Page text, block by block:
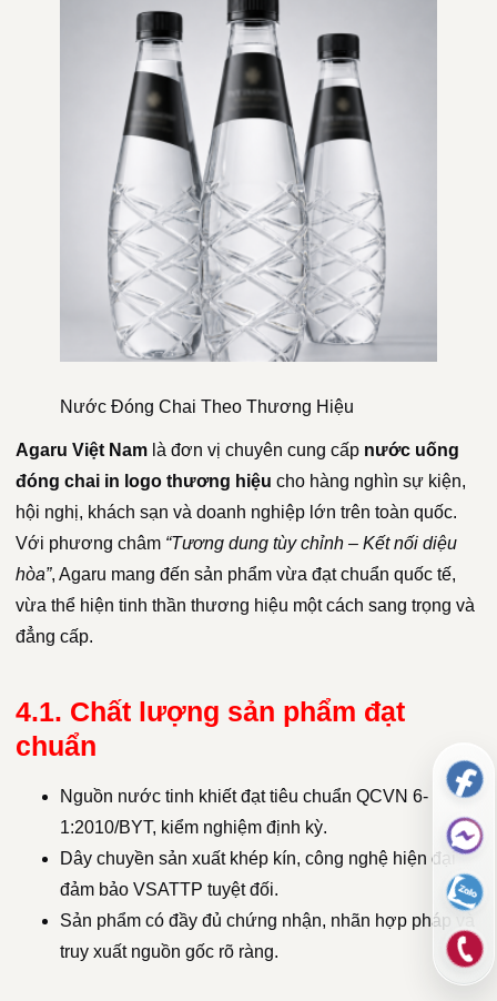
Nước Đóng Chai Theo Thương Hiệu
Agaru Việt Nam là đơn vị chuyên cung cấp nước uống
đóng chai in logo thương hiệu cho hàng nghìn sự kiện,
hội nghị, khách sạn và doanh nghiệp lớn trên toàn quốc.
Với phương châm “Tương dung tùy chỉnh – Kết nối diệu
hòa”, Agaru mang đến sản phẩm vừa đạt chuẩn quốc tế,
vừa thể hiện tinh thần thương hiệu một cách sang trọng và
đẳng cấp.
4.1. Chất lượng sản phẩm đạt
chuẩn
Nguồn nước tinh khiết đạt tiêu chuẩn QCVN 6-
1:2010/BYT, kiểm nghiệm định kỳ.
Dây chuyền sản xuất khép kín, công nghệ hiện đại
đảm bảo VSATTP tuyệt đối.
Sản phẩm có đầy đủ chứng nhận, nhãn hợp pháp và
truy xuất nguồn gốc rõ ràng.